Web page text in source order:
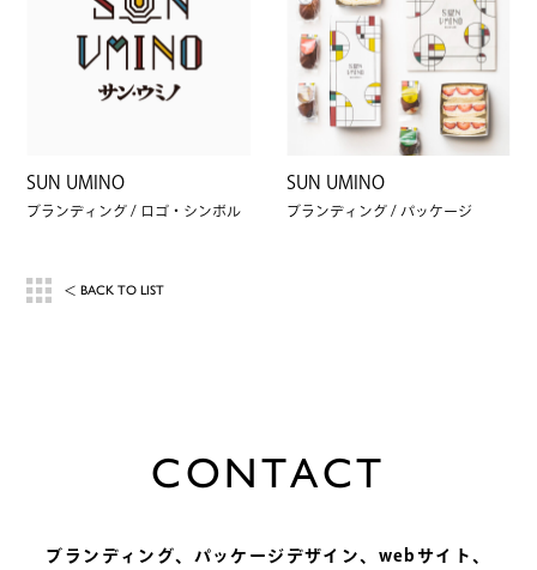
SUN UMINO
ブランディング ロゴ・シンボル
SUN UMINO
ブランディング パッケージ
＜ BACK TO LIST
CONTACT
ブランディング、パッケージデザイン、 webサイト、